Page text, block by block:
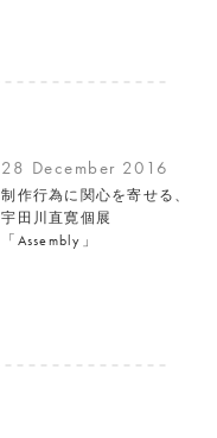
28 December 2016
制作行為に関心を寄せる、
宇田川直寛個展
「Assembly」